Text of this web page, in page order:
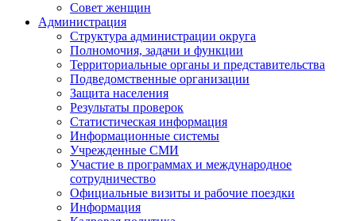
Совет женщин
Администрация
Структура администрации округа
Полномочия, задачи и функции
Территориальные органы и представительства
Подведомственные организации
Защита населения
Результаты проверок
Статистическая информация
Информационные системы
Учрежденные СМИ
Участие в программах и международное
сотрудничество
Официальные визиты и рабочие поездки
Информация